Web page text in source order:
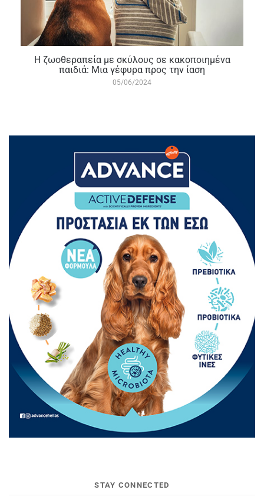
Η ζωοθεραπεία με σκύλους σε κακοποιημένα
παιδιά: Μια γέφυρα προς την ίαση
05/06/2024
STAY CONNECTED